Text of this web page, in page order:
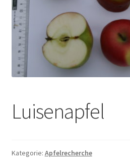
Luisenapfel
Kategorie: Apfelrecherche